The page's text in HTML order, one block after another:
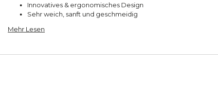
Innovatives & ergonomisches Design
Sehr weich, sanft und geschmeidig
Mehr Lesen